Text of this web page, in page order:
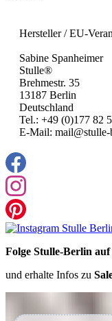
Hersteller / EU-
Sabine Spanheimer
Stulle®
Brehmestr. 35
13187 Berlin
Deutschland
Tel.: +49 (0)177 82
E-Mail: mail@stulle-
Folge Stulle-Berlin
und erhalte Infos zu